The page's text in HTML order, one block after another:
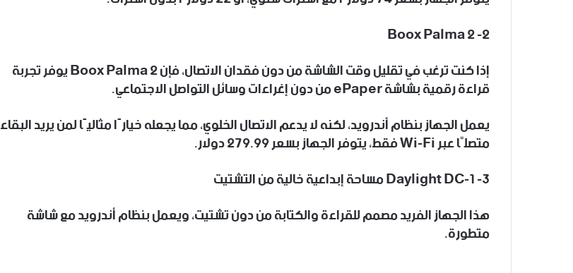
2- Boox Palma 2
إذا كنت ترغب في تقليل وقت الشاشة من دون فقدان الاتصال، فإن Boox Palma 2 يوفر تجربة
قراءة رقمية بشاشة ePaper من دون إغراءات وسائل التواصل الاجتماعي.
يعمل الجهاز بنظام أندرويد، لكنه لا يدعم الاتصال الخلوي، مما يجعله خيارًا مثاليًا لمن يريد البقاء
متصلًا عبر Wi-Fi فقط، يتوفر الجهاز بسعر 279.99 دولار.
3- Daylight DC-1 مساحة إبداعية خالية من التشتيت
هذا الجهاز الفريد مصمم للقراءة والكتابة من دون تشتيت، ويعمل بنظام أندرويد مع شاشة
متطورة.